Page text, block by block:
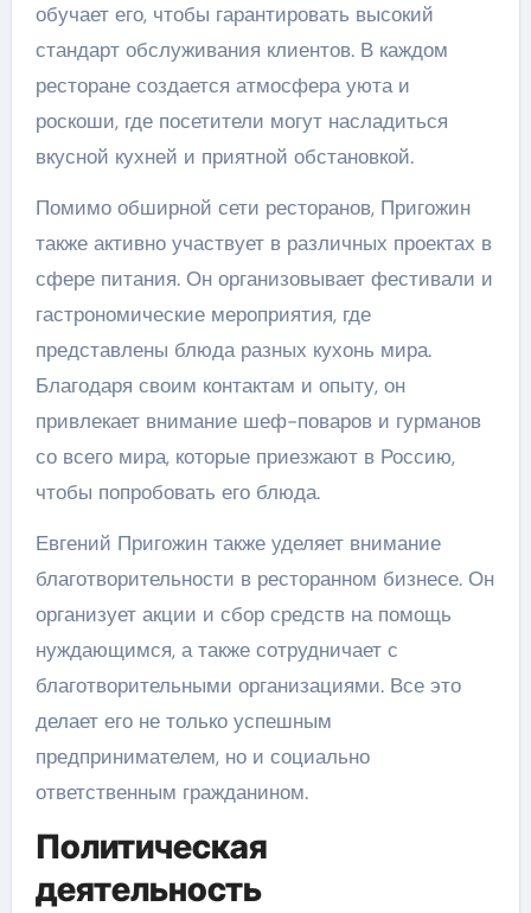
обучает его, чтобы гарантировать высокий
стандарт обслуживания клиентов. В каждом
ресторане создается атмосфера уюта и
роскоши, где посетители могут насладиться
вкусной кухней и приятной обстановкой.
Помимо обширной сети ресторанов, Пригожин
также активно участвует в различных проектах в
сфере питания. Он организовывает фестивали и
гастрономические мероприятия, где
представлены блюда разных кухонь мира.
Благодаря своим контактам и опыту, он
привлекает внимание шеф-поваров и гурманов
со всего мира, которые приезжают в Россию,
чтобы попробовать его блюда.
Евгений Пригожин также уделяет внимание
благотворительности в ресторанном бизнесе. Он
организует акции и сбор средств на помощь
нуждающимся, а также сотрудничает с
благотворительными организациями. Все это
делает его не только успешным
предпринимателем, но и социально
ответственным гражданином.
Политическая
деятельность